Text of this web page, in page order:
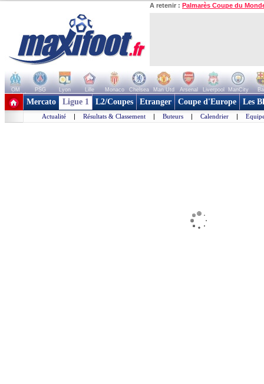
A retenir : Palmarès Coupe du
OM PSG Lyon Lille Monaco Chelsea Man Utd Arsenal Liverpool ManCity
+ de clubs
Mercato Ligue 1 L2/Coupes Etranger Coupe d'Europe Les
Actualité | Résultats & Classement | Buteurs | Calendrier |